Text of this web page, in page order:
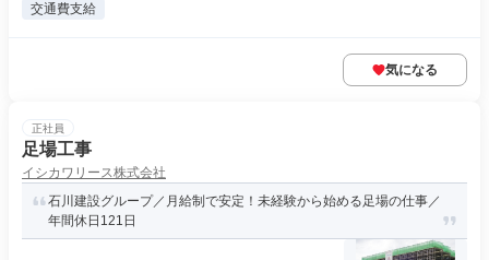
交通費支給
気になる
正社員
足場工事
イシカワリース株式会社
石川建設グループ／月給制で安定！未経験から始める足場の仕事／
年間休日121日